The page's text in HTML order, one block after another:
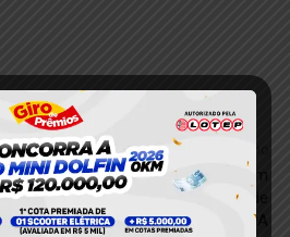
Briga em Fazenda Acaba em
Homicídio na Zona Rural de
Novo Progresso, no PA